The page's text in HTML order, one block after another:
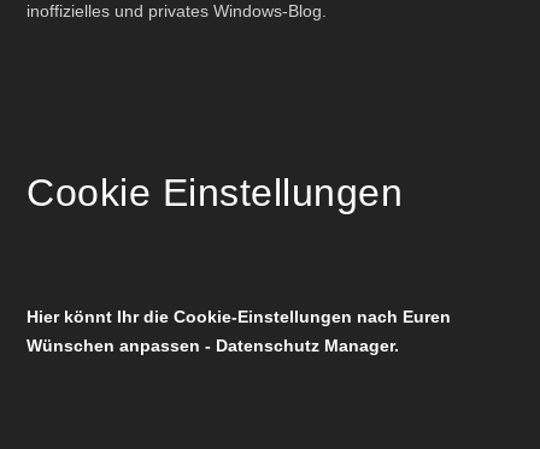
inoffizielles und privates Windows-Blog.
Cookie Einstellungen
Hier könnt Ihr die Cookie-Einstellungen nach Euren
Wünschen anpassen - Datenschutz Manager.